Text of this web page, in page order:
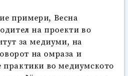
примери, Весна
на проекти во
за медиуми, на
на омраза и
во медиумското